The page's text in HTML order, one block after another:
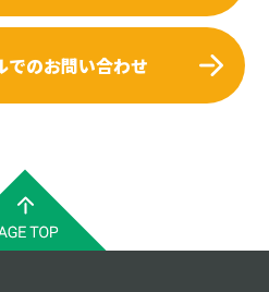
でのお問い合わせ